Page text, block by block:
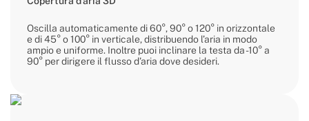
Oscilla automaticamente di 60°, 90° o 120° in orizzontale
e di 45° o 100° in verticale, distribuendo l’aria in modo
ampio e uniforme. Inoltre puoi inclinare la testa da -10° a
90° per dirigere il flusso d’aria dove desideri.